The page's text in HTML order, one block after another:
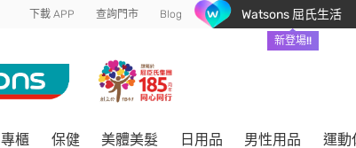
下載 APP 查詢門市 Blog Watsons 屈氏生活
新登場!!
專櫃 保健 美體美髮 日用品 男性用品 運動